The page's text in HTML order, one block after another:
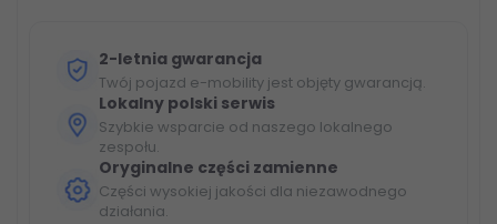
2-letnia gwarancja
Twój pojazd e-mobility jest objęty gwarancją.
Lokalny polski serwis
Szybkie wsparcie od naszego lokalnego
zespołu.
Oryginalne części zamienne
Części wysokiej jakości dla niezawodnego
działania.